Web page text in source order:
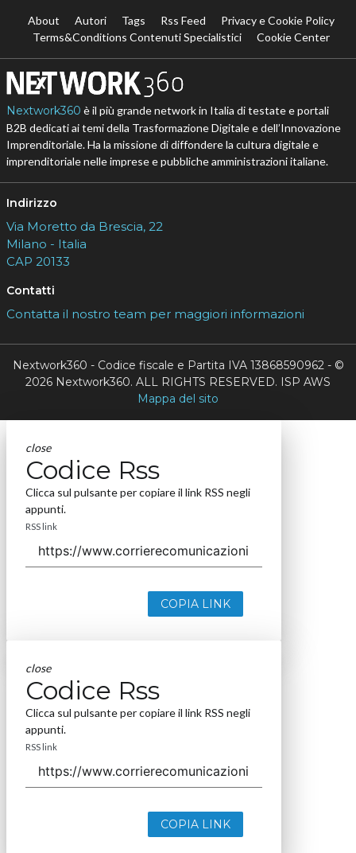
About Autori Tags Rss Feed
Privacy e Cookie Policy
Terms&Conditions Contenuti Specialistici
Cookie Center
Nextwork360 è il più grande network in Italia di testate e portali
B2B dedicati ai temi della Trasformazione Digitale e dell’Innovazione
Imprenditoriale. Ha la missione di diffondere la cultura digitale e
imprenditoriale nelle imprese e pubbliche amministrazioni italiane.
Indirizzo
Via Moretto da Brescia, 22
Milano - Italia
CAP 20133
Contatti
Contatta il nostro team per maggiori informazioni
Nextwork360 - Codice fiscale e Partita IVA 13868590962 - ©
2026 Nextwork360. ALL RIGHTS RESERVED. ISP AWS
Mappa del sito
close
Codice Rss
Clicca sul pulsante per copiare il link RSS negli
appunti.
RSS link
COPIA LINK
close
Codice Rss
Clicca sul pulsante per copiare il link RSS negli
appunti.
RSS link
COPIA LINK